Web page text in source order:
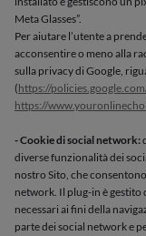
Meta Glasses”.
Per aiutare l’utente a
acconsentire o meno alla
sulla privacy di Google,
(https://
https://
- Cookie di social network:
diverse funzionalità dei
nostro Sito, che
network. Il plug-in è gestito
necessari ai fini della
parte dei social network e